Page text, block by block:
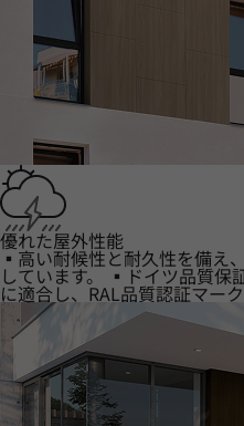
優れた屋外性能
▪高い耐候性と耐久性を備え
しています。 ▪ドイツ品質保
に適合し、RAL品質認証マー